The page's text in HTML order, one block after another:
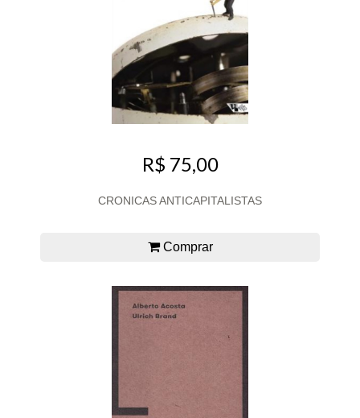
R$ 75,00
CRONICAS ANTICAPITALISTAS
Comprar